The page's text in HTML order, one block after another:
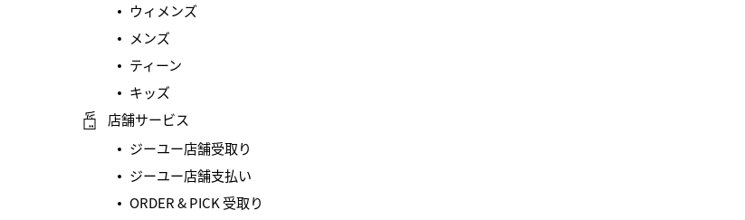
ウィメンズ
メンズ
ティーン
キッズ
店舗サービス
ジーユー店舗受取り
ジーユー店舗支払い
ORDER & PICK 受取り